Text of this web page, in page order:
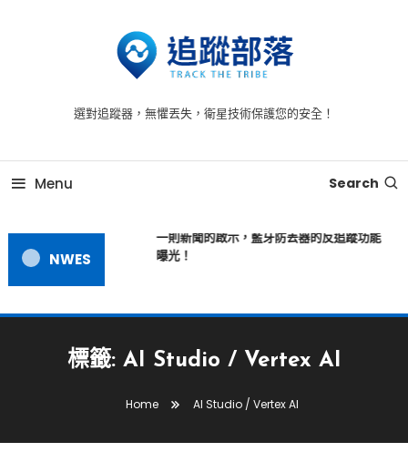
追蹤器，追蹤到每一個毛孔
追蹤器 -為您提供全方位的安全守護，時刻守護每一刻
選對追蹤器，無懼丟失，衛星技術保護您的安全！
Menu Search
NWES
一則新聞的啟示，藍牙防丟器的反追蹤功能
曝光！
標籤: AI Studio / Vertex AI
Home AI Studio / Vertex AI